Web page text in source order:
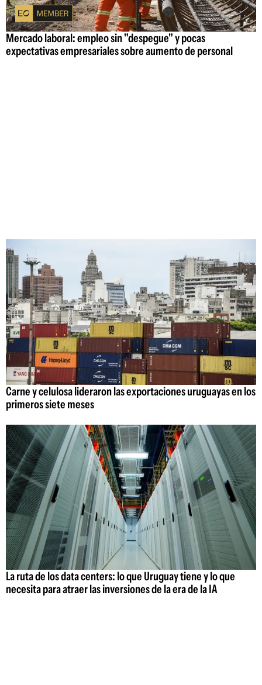
Mercado laboral: empleo sin "despegue" y pocas
expectativas empresariales sobre aumento de personal
Carne y celulosa lideraron las exportaciones uruguayas en los
primeros siete meses
La ruta de los data centers: lo que Uruguay tiene y lo que
necesita para atraer las inversiones de la era de la IA